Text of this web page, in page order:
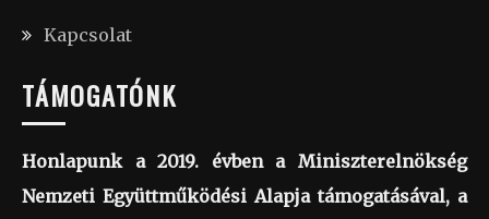
Kapcsolat
TÁMOGATÓNK
Honlapunk a 2019. évben a Miniszterelnökség
Nemzeti Együttműködési Alapja támogatásával, a